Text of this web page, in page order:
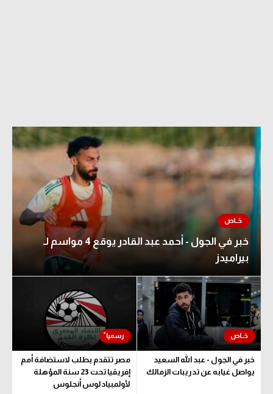
خبر في الجول - أحمد عبد القادر يوقع 4 مواسم لـ
بيراميدز
خبر في الجول - عبد الله السعيد
يواصل غيابه عن تدريبات الزمالك
مصر تتقدم بطلب لاستضافة أمم
إفريقيا تحت 23 سنة المؤهلة
لأولمبياد لوس أنجلوس